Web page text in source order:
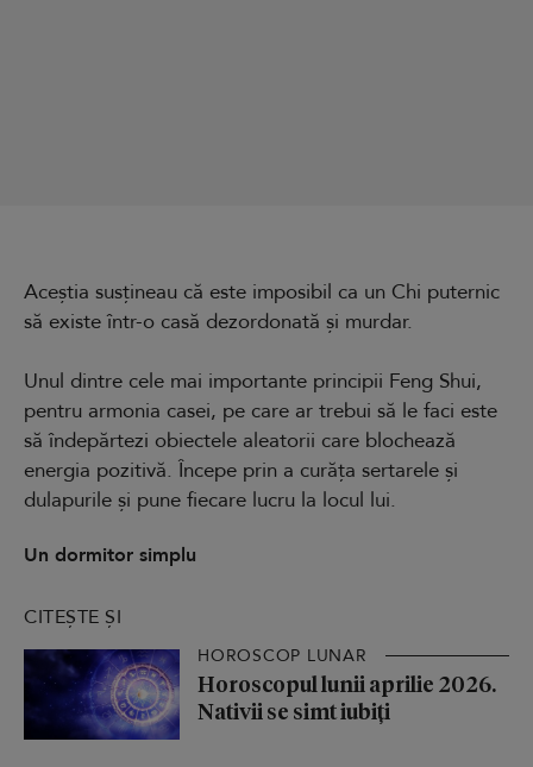
Aceștia susțineau că este imposibil ca un Chi puternic
să existe într-o casă dezordonată și murdar.
Unul dintre cele mai importante principii Feng Shui,
pentru armonia casei, pe care ar trebui să le faci este
să îndepărtezi obiectele aleatorii care blochează
energia pozitivă. Începe prin a curăța sertarele și
dulapurile și pune fiecare lucru la locul lui.
Un dormitor simplu
CITEȘTE ȘI
HOROSCOP LUNAR
Horoscopul lunii aprilie 2026.
Nativii se simt iubiți